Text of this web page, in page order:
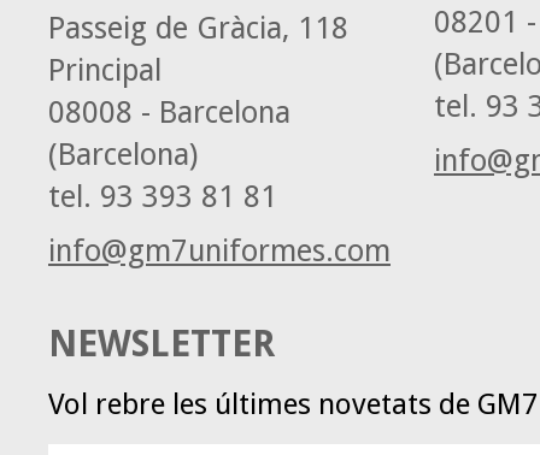
08201
tel. 93
Passeig de Gràcia, 118
Principal
08008 - Barcelona
(Barcelona)
tel. 93 393 81 81
info@gm7uniformes.com
NEWSLETTER
Vol rebre les últimes novetats de